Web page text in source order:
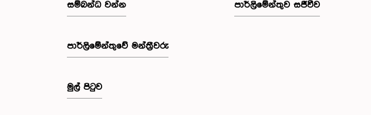
සම්බන්ධ වන්න
පාර්ලි‌මේන්තුවේ මන්ත්‍රීවරු
මුල් පිටුව
පාර්ලිමේන්තුව සජීවීව